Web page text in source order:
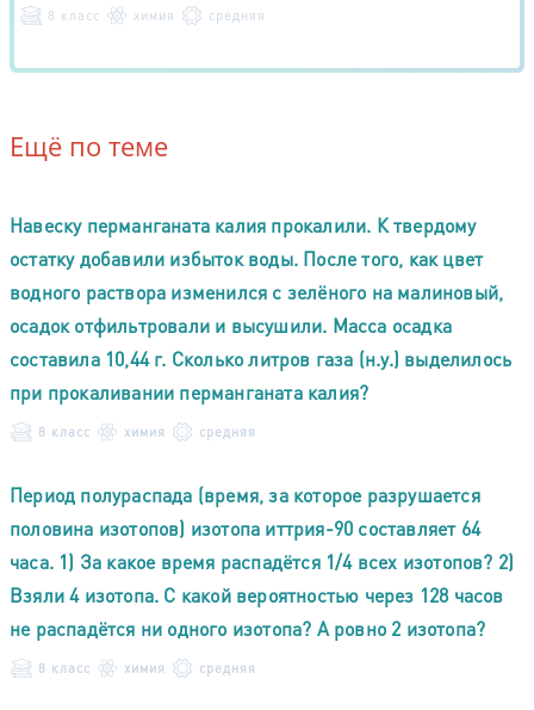
8 класс химия средняя
Ещё по теме
Навеску перманганата калия прокалили. К твердому
остатку добавили избыток воды. После того, как цвет
водного раствора изменился с зелёного на малиновый,
осадок отфильтровали и высушили. Масса осадка
составила 10,44 г. Сколько литров газа (н.у.) выделилось
при прокаливании перманганата калия?
8 класс химия средняя
Период полураспада (время, за которое разрушается
половина изотопов) изотопа иттрия-90 составляет 64
часа. 1) За какое время распадётся 1/4 всех изотопов? 2)
Взяли 4 изотопа. С какой вероятностью через 128 часов
не распадётся ни одного изотопа? А ровно 2 изотопа?
8 класс химия средняя